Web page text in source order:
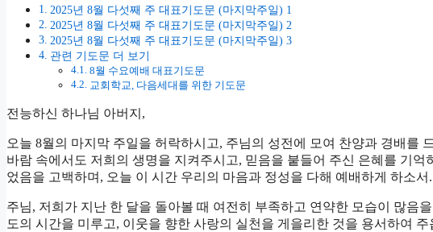
2025년 8월 다섯째 주 대표기도문 (마지막주일) 1
2025년 8월 다섯째 주 대표기도문 (마지막주일) 2
2025년 8월 다섯째 주 대표기도문 (마지막주일) 3
관련 기도문 더 보기
8월 수요예배 대표기도문
교회학교, 다음세대를 위한 기도문
전능하신 하나님 아버지,
오늘 8월의 마지막 주일을 허락하시고, 주님의 성전에 모여 찬양과 경배를
바람 속에서도 저희의 생명을 지켜주시고, 믿음을 붙들어 주신 은혜를 기
었음을 고백하며, 오늘 이 시간 우리의 마음과 정성을 다해 예배하게 하소서.
주님, 저희가 지난 한 달을 돌아볼 때 여전히 부족하고 연약한 모습이 많음
도의 시간을 미루고, 이웃을 향한 사랑의 실천을 게을리한 것을 용서하여